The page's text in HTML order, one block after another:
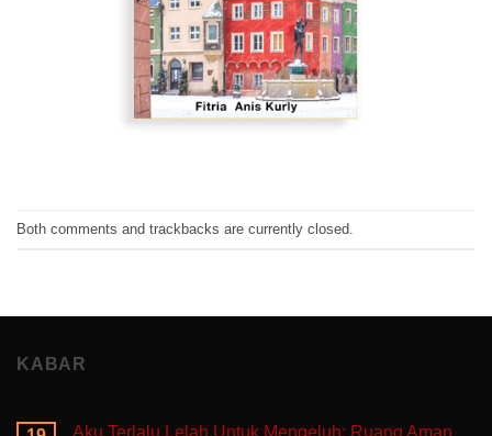
Both comments and trackbacks are currently closed.
KABAR
Aku Terlalu Lelah Untuk Mengeluh: Ruang Aman